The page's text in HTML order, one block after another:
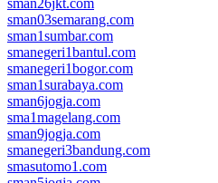
sman03semarang.com
sman1sumbar.com
smanegeri1bantul.com
smanegeri1bogor.com
sman1surabaya.com
sman6jogja.com
sma1magelang.com
sman9jogja.com
smanegeri3bandung.com
smasutomo1.com